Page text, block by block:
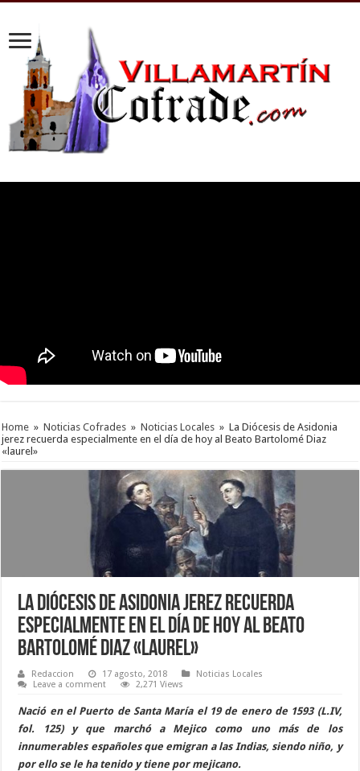
Home » Noticias Cofrades » Noticias Locales » La Diócesis de Asidonia
jerez recuerda especialmente en el día de hoy al Beato Bartolomé Diaz
«laurel»
La Diócesis de Asidonia jerez recuerda
especialmente en el día de hoy al Beato
Bartolomé Diaz «laurel»
Redaccion 17 agosto, 2018
Noticias Locales
Leave a comment
2,271 Views
Nació en el Puerto de Santa María el 19 de enero de 1593 (L.IV,
fol. 125) y que marchó a Mejico como uno más de los
innumerables españoles que emigran a las Indias, siendo niño, y
por ello se le ha tenido y tiene por mejicano.